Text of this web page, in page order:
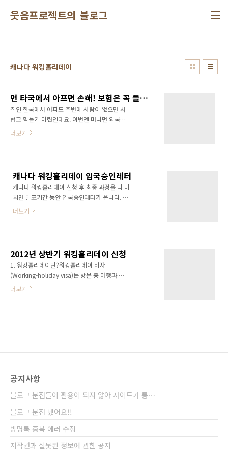
웃음프로젝트의 블로그
캐나다 워킹홀리데이
먼 타국에서 아프면 손해! 보험은 꼭 들어야 한다!
집인 한국에서 아파도 주변에 사람이 없으면 서
럽고 힘들기 마련인데요. 이번엔 머나먼 외국으
로 갈때 들어야 하는 보험에 대해 말씀드리겠습
기 때문에 각 주에서 하는 보험을 가입할 없는 경
우가 대부분입니다. 캐나다의 브리티시 콜럼비
아주는 6개월 이상의 학생비자로 온 경우로 입국
후 3개월 후에만 가능하며, 서스캐추원주의 경우
적용됩니다.그래서 우리는 별도의 보험이 꼭 필
보험, 상해보험 들이 있지만, 외국을 여행할 때는
3개월 이하일 때 드..
더보기
캐나다 워킹홀리데이 입국승인레터
캐나다 워킹홀리데이 신청 후 최종 과정을 다 마
치면 발표기간 동안 입국승인레터가 옵니다. 이
메일을 출력해서 입국 심사 시 제출하면 비자를
비자 타입과 워킹퍼밋 정보가 담겨 있으며, 입국
에 관련한 안내가 적혀 있습니다. 이런 입국승인
레터를 받으셨다면, 이제 언제든지 캐나다에 가
서 일과 공부, 여행을 할 수 있는 기본적인 준비
문(개인 정보는 "*"로 대체)Date: March 13,
더보기
2012년 상반기 워킹홀리데이 신청
1. 워킹홀리데이란?워킹홀리데이 비자
(Working-holiday visa)는 방문 중 여행과 여
행비용을 충당하기 위한 취업을 허가하는 것이
관련 정보 수집, 집 마련, 접수 방법 등 많은 부분
확인 해나야 한다는 겁니다. 또한, 이런 대행사들
은 현지와 연결되어 있어 빠른 정보 ..
더보기
공지사항
블로그 분점들이 활용이 되지 않아 사이트가 통⋯
블로그 분점 냈어요!!
방명록 중복 에러 수정
저작권과 잘못된 정보에 관한 공지